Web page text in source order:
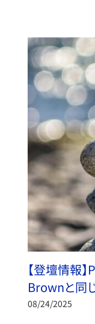
【登壇情報
Brownと同
08/24/2025